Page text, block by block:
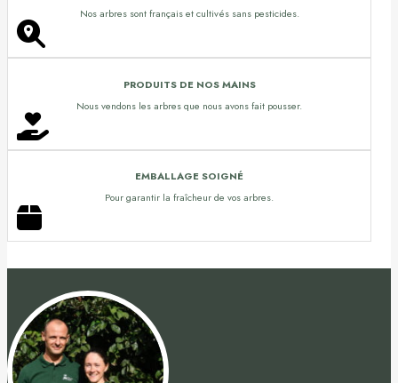
Nos arbres sont français et cultivés sans pesticides.
PRODUITS DE NOS MAINS
Nous vendons les arbres que nous avons fait pousser.
EMBALLAGE SOIGNÉ
Pour garantir la fraîcheur de vos arbres.